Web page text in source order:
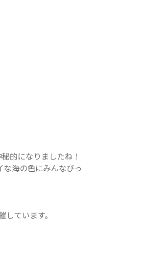
的になりましたね！
海の色にみんなびっ
ています。